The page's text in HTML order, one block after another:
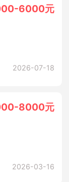
6000元
2026-07-18
8000元
2026-03-16